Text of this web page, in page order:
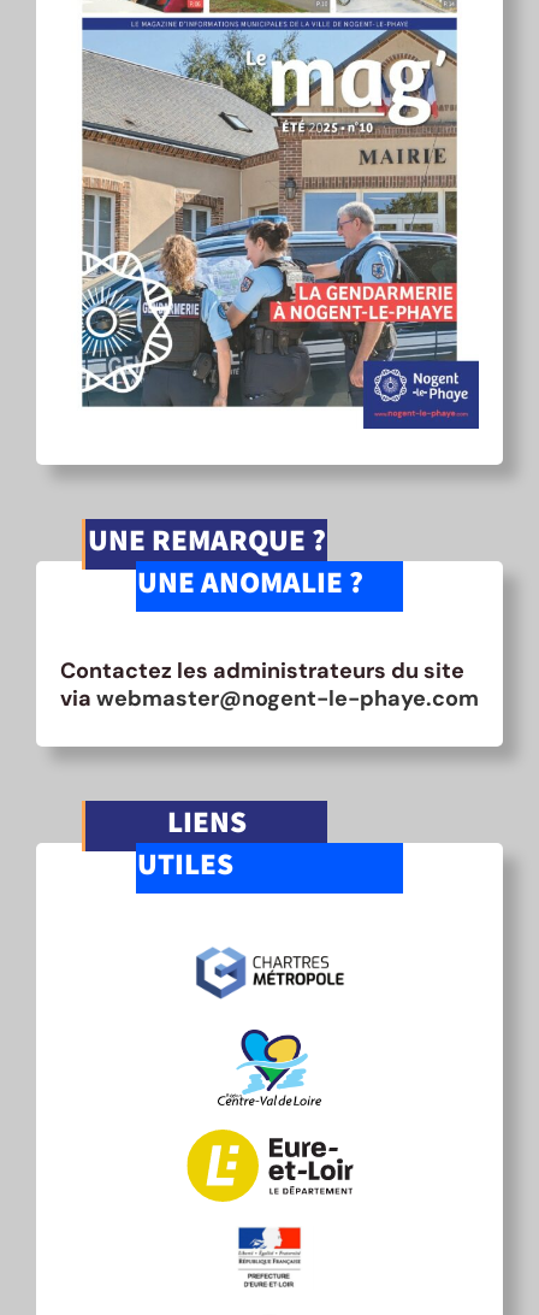
UNE REMARQUE ?
UNE ANOMALIE ?
Contactez les administrateurs du site
via webmaster@nogent-le-phaye.com
LIENS
UTILES